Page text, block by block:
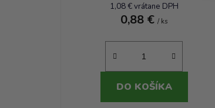
1,08 € vrátane DPH
0,88 €/ ks
DO KOŠÍKA